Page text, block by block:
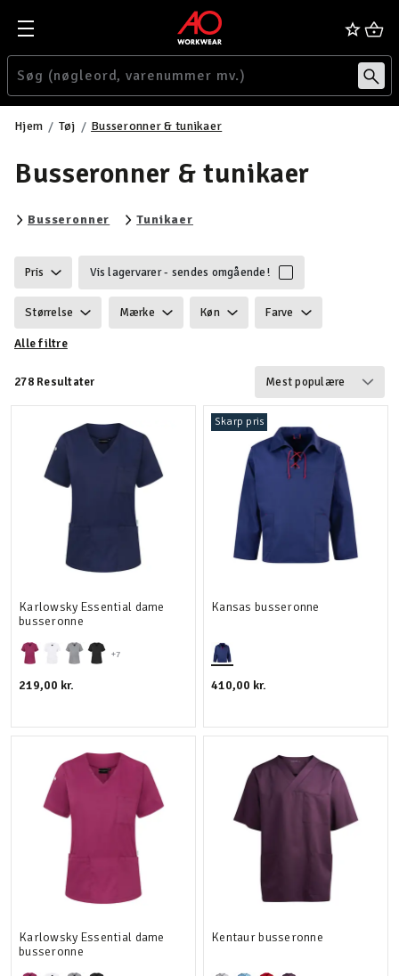
Hjem Tøj Busseronner & tunikaer
Busseronner & tunikaer
Busseronner Filtrér efter category: Busseronner
TunikaerFiltrér efter category: Tunikaer
Pris Vis lagervarer - sendes omgående!
Størrelse Mærke Køn Farve
Ansvarlighed
Alle filtre
278 Resultater
+7
Karlowsky Essential dame
busseronne
219,00 kr.
Skarp pris
Kansas busseronne
410,00 kr.
Karlowsky Essential dame
busseronne
Kentaur busseronne